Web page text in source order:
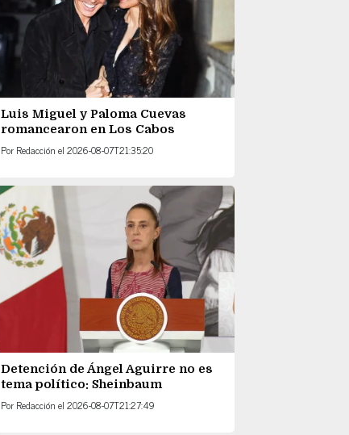
Luis Miguel y Paloma Cuevas
romancearon en Los Cabos
Por Redacción el 2026-08-07T21:35:20
Detención de Ángel Aguirre no es
tema político: Sheinbaum
Por Redacción el 2026-08-07T21:27:49